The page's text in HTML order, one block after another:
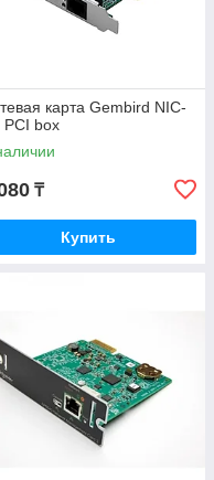
карта Gembird NIC-
PCI box
₸
Купить